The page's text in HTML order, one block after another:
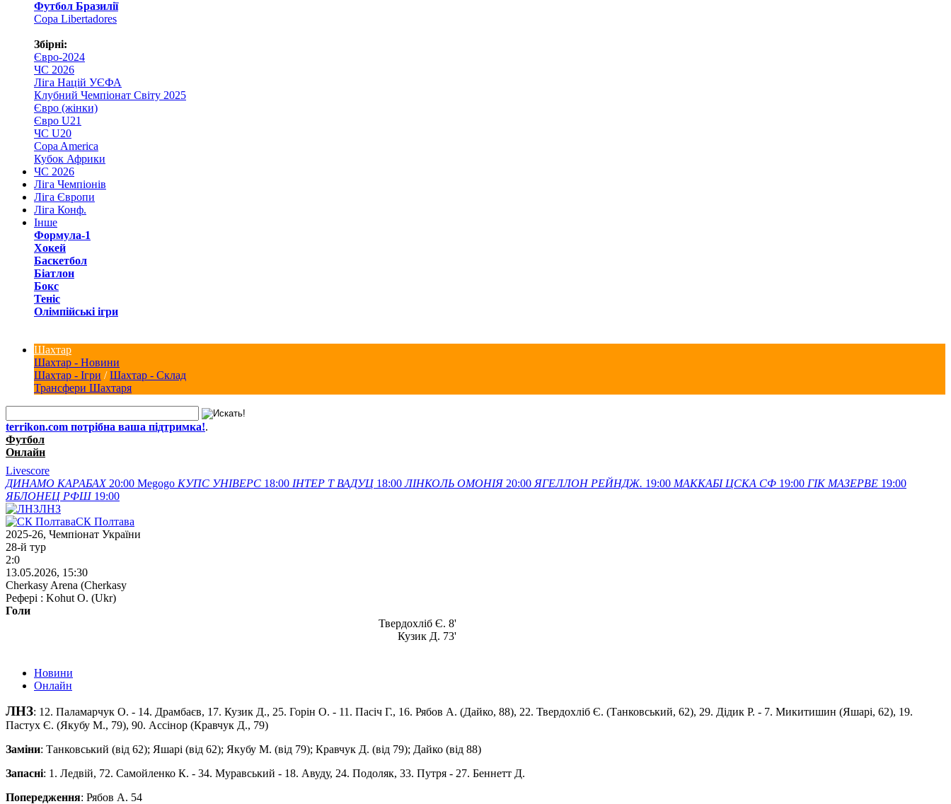
Футбол Бразилії
Copa Libertadores
Збірні:
Євро-2024
ЧС 2026
Ліга Націй УЄФА
Клубний Чемпіонат Світу 2025
Євро (жінки)
Євро U21
ЧС U20
Copa America
Кубок Африки
ЧС 2026
Ліга Чемпіонів
Ліга Європи
Ліга Конф.
Інше
Формула-1
Хокей
Баскетбол
Біатлон
Бокс
Теніс
Олімпійські ігри
Шахтар
Шахтар - Новини
Шахтар - Ігри /Шахтар - Склад
Трансфери Шахтаря
terrikon.com потрібна ваша підтримка!.
Футбол
Онлайн
Livescore
ДИНАМО КАРАБАХ 20:00 Megogo КУПС УНІВЕРС 18:00 ІНТЕР Т ВАДУЦ 18:00 ЛІНКОЛЬ ОМОНІЯ 20:00 ЯГЕЛЛОН РЕЙНДЖ. 19:00 МАККАБІ ЦСКА СФ 19:00 ГІК МАЗЕРВЕ 19:00
ЯБЛОНЕЦ РФШ 19:00
ЛНЗ
СК Полтава
2025-26, Чемпіонат України
28-й тур
2:0
13.05.2026, 15:30
Cherkasy Arena (Cherkasy
Рефері : Kohut O. (Ukr)
Голи
Твердохліб Є. 8'
Кузик Д. 73'
Новини
Онлайн
ЛНЗ: 12. Паламарчук О. - 14. Драмбаєв, 17. Кузик Д., 25. Горін О. - 11. Пасіч Г., 16. Рябов А. (Дайко, 88), 22. Твердохліб Є. (Танковський, 62), 29. Дідик Р. - 7. Микитишин (Яшарі, 62), 19.
Пастух Є. (Якубу М., 79), 90. Ассінор (Кравчук Д., 79)
Заміни: Танковський (від 62); Яшарі (від 62); Якубу М. (від 79); Кравчук Д. (від 79); Дайко (від 88)
Запасні: 1. Ледвій, 72. Самойленко К. - 34. Муравський - 18. Авуду, 24. Подоляк, 33. Путря - 27. Беннетт Д.
Попередження: Рябов А. 54